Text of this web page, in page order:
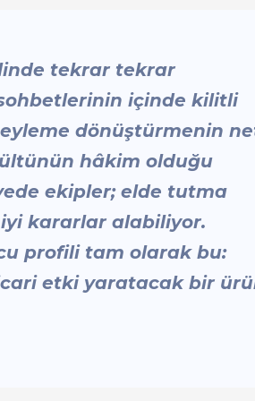
tekrar tekrar
içinde kilitli
dönüştürmenin
hâkim olduğu
ekipler; elde tutma
kararlar alabiliyor.
profili tam olarak bu:
etki yaratacak bir